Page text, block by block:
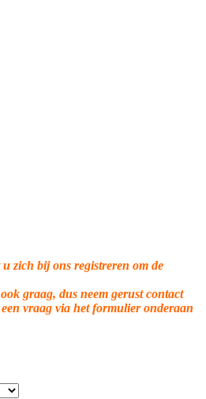
zich bij ons registreren om de
graag, dus neem gerust contact
vraag via het formulier onderaan